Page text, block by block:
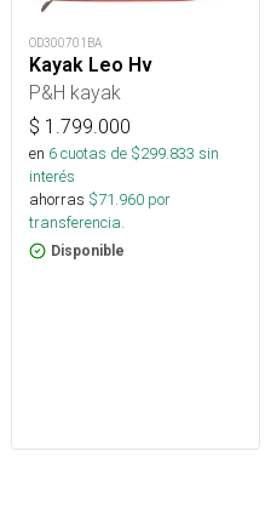
OD300701BA
Kayak Leo Hv
P&H kayak
$ 1.799.000
en 6cuotas de $299.833 sin
interés
ahorras $71.960 por
transferencia.
Disponible